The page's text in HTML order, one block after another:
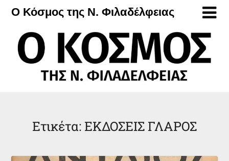
Μετάβαση
περιεχόμενο
Ο Κόσμος της Ν. Φιλαδέλφειας
Ετικέτα: ΕΚΔΟΣΕΙΣ ΓΛΑΡΟΣ